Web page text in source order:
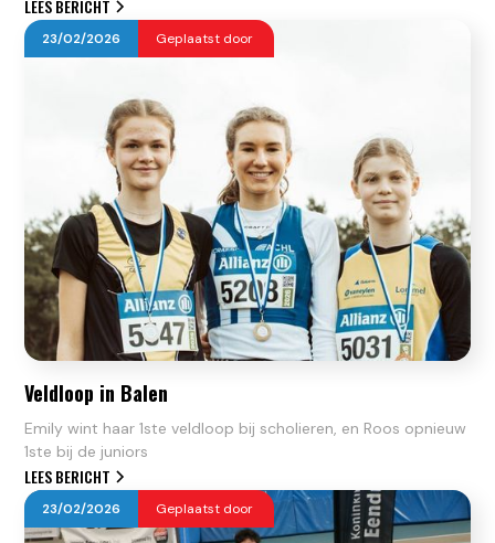
LEES BERICHT
23/02/2026 Geplaatst door
Veldloop in Balen
Emily wint haar 1ste veldloop bij scholieren, en Roos opnieuw
1ste bij de juniors
LEES BERICHT
23/02/2026 Geplaatst door